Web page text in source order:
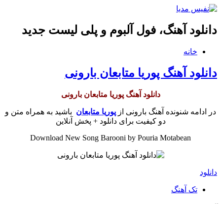
دانلود آهنگ، فول آلبوم و پلی لیست جدید
خانه
دانلود آهنگ پوریا متابعان بارونی
دانلود آهنگ پوریا متابعان بارونی
در ادامه شنونده آهنگ بارونی از پوریا متابعان باشید به همراه متن و
دو کیفیت برای دانلود + پخش آنلاین
Download New Song Barooni by Pouria Motabean
دانلود
تک آهنگ